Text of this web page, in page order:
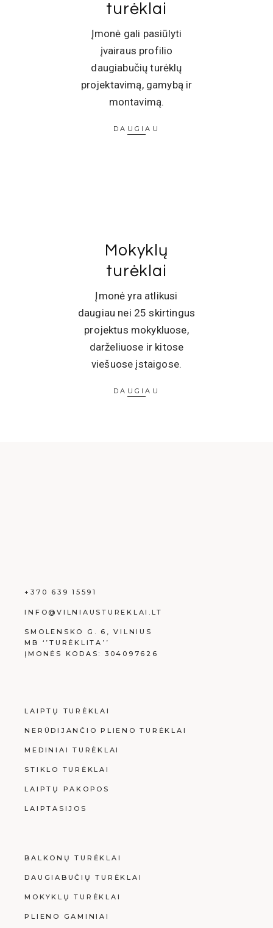
turėklai
Įmonė gali pasiūlyti
įvairaus profilio
daugiabučių turėklų
projektavimą, gamybą ir
montavimą.
DAUGIAU
Mokyklų
turėklai
Įmonė yra atlikusi
daugiau nei 25 skirtingus
projektus mokykluose,
darželiuose ir kitose
viešuose įstaigose.
DAUGIAU
+370 639 15591
INFO@VILNIAUSTUREKLAI.LT
SMOLENSKO G. 6, VILNIUS
MB ‘’TURĖKLITA’’
ĮMONĖS KODAS: 304097626
LAIPTŲ TURĖKLAI
NERŪDIJANČIO PLIENO TURĖKLAI
MEDINIAI TURĖKLAI
STIKLO TURĖKLAI
LAIPTŲ PAKOPOS
LAIPTASIJOS
BALKONŲ TURĖKLAI
DAUGIABUČIŲ TURĖKLAI
MOKYKLŲ TURĖKLAI
PLIENO GAMINIAI